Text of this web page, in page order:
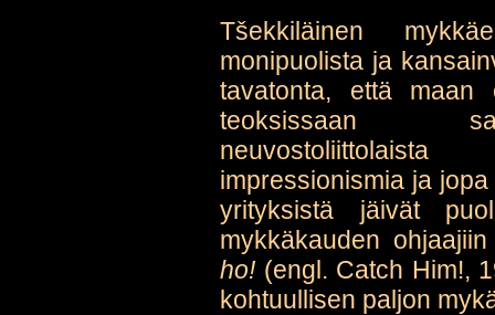
Tšekkiläinen
monipuolista ja
tavatonta, että maan
teoksissaan
impressionismia ja
yrityksistä jäivät
mykkäkauden
ho! (engl. Catch Him!,
kohtuullisen paljon